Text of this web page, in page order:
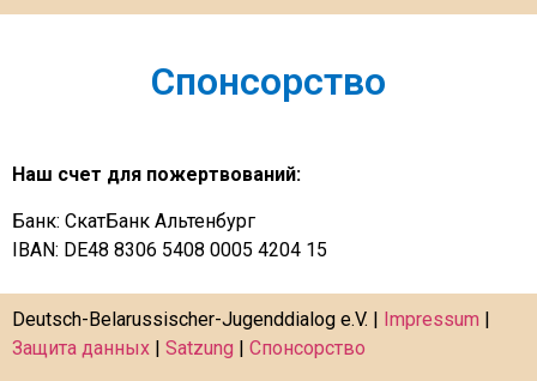
Спонсорство
Наш счет для пожертвований:
Банк: СкатБанк Альтенбург
IBAN: DE48 8306 5408 0005 4204 15
Deutsch-Belarussischer-Jugenddialog e.V. | Impressum |
Защита данных | Satzung | Спонсорство